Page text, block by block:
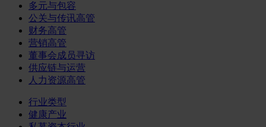
多元与包容
公关与传讯高管
财务高管
营销高管
董事会成员寻访
供应链与运营
人力资源高管
行业类型
健康产业